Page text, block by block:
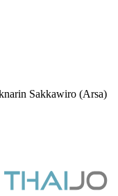
Sakkawiro (Arsa)